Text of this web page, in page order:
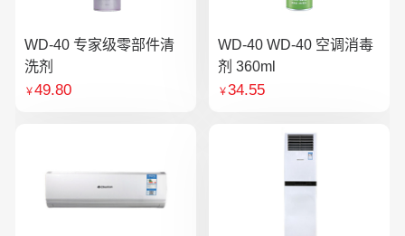
WD-40 专家级零部件清
洗剂
￥49.80
WD-40 WD-40 空调消毒
剂 360ml
￥34.55